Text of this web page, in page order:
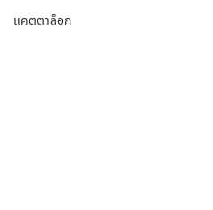
แคตตาล็อก